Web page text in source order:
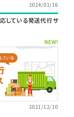
2024/01/16
している発送代行サ
NEW!
2021/12/10